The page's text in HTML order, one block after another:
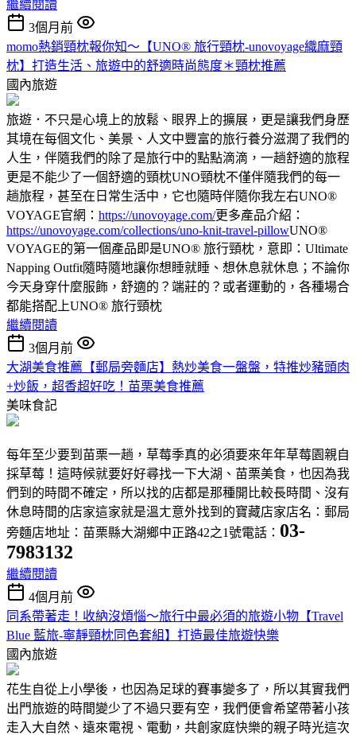
繼續閱讀
3個月前
momo熱銷頸枕報你知～【UNO® 旅行頸枕-unovoyage織麻頸
枕】打造生活、旅遊中的舒適時尚態度＊頸枕推薦
國內旅遊
旅遊．不只是心境上的放鬆、眼界上的擴展，更是讓我們身歷
其境在每個文化、美景、人文中豐富的旅行養分滋潤了我們的
人生，伴隨我們的除了是旅行中的點點滴滴，一趟舒適的旅程
更是不能少了一個舒適的頸枕UNO頸枕不僅伴隨我們的每一
趟旅程，甚至在日常生活中，它也隨時伴隨你我左右UNO®
VOYAGE官網： https://unovoyage.com/更多產品介紹：
https://unovoyage.com/collections/uno-knit-travel-pillowUNO®
VOYAGE的第一個產品即是UNO® 旅行頸枕，意即：Ultimate
Napping Outfit隨時隨地讓你想睡就睡、想休息就休息；不論你
今天身穿什麼服飾，舒適的？端莊的？或者運動的，各種場合
都能搭配上UNO® 旅行頸枕
繼續閱讀
3個月前
大湖美食推薦【郵局旁麵店】熱炒美食一盤盤，特推炒豬頭肉
+炒飯，超香超好吃！苗栗美食推薦
美味食記
每年至少要到苗栗一趟，草莓季真的必須要來年年草莓園親自
採草莓！這時候就要好好尋找一下大湖、苗栗美食，也因為我
們到的時間不確定，所以找的店都是那種開比較長時間、沒有
休息時間的店家這家就是溫ㄤ意外找到的寶藏店家店名：郵局
旁麵店地址：苗栗縣大湖鄉中正路42之1號電話： 03-
7983132
繼續閱讀
4個月前
同系帶著走！收納沒煩惱～旅行中最必須的旅遊小物【Travel
Blue 藍旅-寧靜頸枕同色套組】打造最佳旅遊快樂
國內旅遊
花生自從上小學後，也因為足球的賽事變多了，所以其實我們
出門旅遊的時間變少了不過只要有空，我們便會希望帶著小孩
走入大自然、遠來電視、電動，共創家庭快樂的親子時光這次